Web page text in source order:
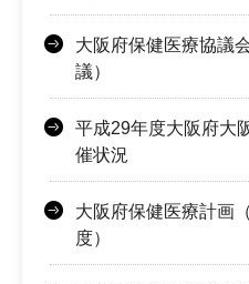
大阪府保健医療協議
議）
平成29年度大阪府大
催状況
大阪府保健医療計画
度）